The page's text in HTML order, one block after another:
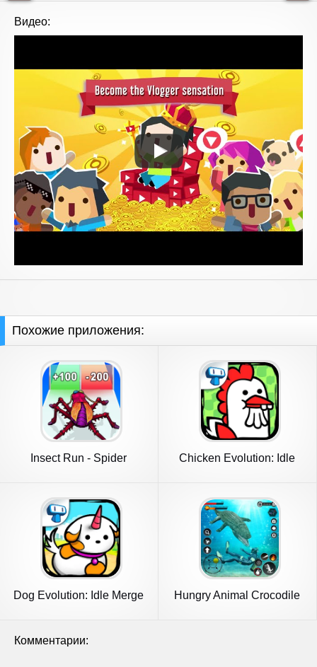
Видео:
Похожие приложения:
Insect Run - Spider
Chicken Evolution: Idle
Dog Evolution: Idle Merge
Hungry Animal Crocodile
Комментарии: